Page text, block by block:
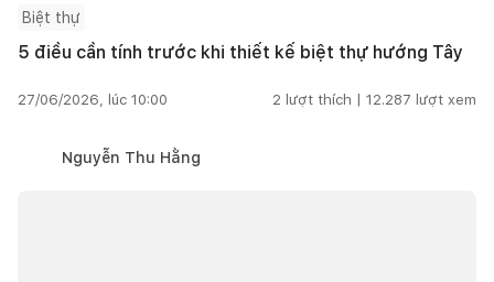
Biệt thự
5 điều cần tính trước khi thiết kế biệt thự hướng Tây
27/06/2026, lúc 10:00 2 lượt thích | 12.287 lượt xem
Nguyễn Thu Hằng